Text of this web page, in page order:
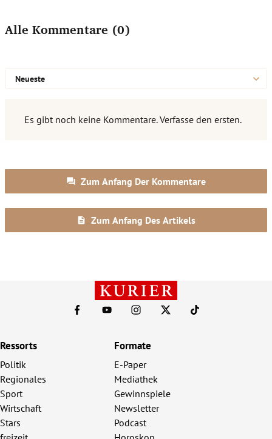
Ressorts
Politik
Regionales
Sport
Wirtschaft
Stars
Formate
E-Paper
Mediathek
Gewinnspiele
Newsletter
Podcast